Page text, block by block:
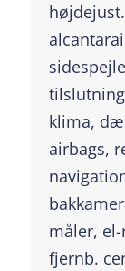
klima,
airbags,
måler,
fjernb.